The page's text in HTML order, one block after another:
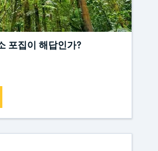
포집이 해답인가?